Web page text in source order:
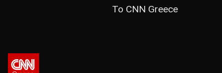
Το CNN Greece